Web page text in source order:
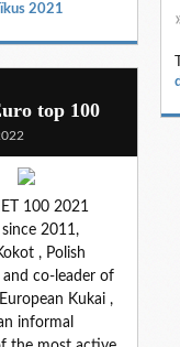
2021
top 100
100 2021
since 2011,
, Polish
and co-leader of
Kukai ,
informal